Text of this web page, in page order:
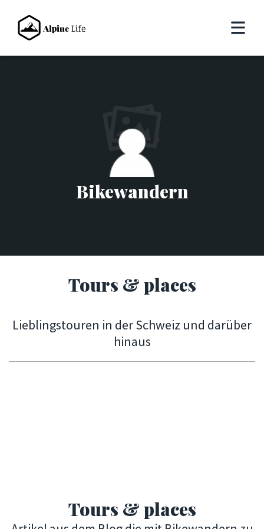
Bikewandern
Tours & places
Lieblingstouren in der Schweiz und darüber
hinaus
Tours & places